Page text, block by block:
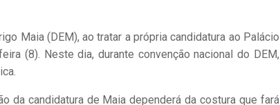
Maia (DEM), ao tratar a própria candidatura ao Palácio
(8). Neste dia, durante convenção nacional do DEM,
da candidatura de Maia dependerá da costura que fará